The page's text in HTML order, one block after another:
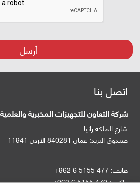
أرسل
اتصل بنا
شركة التعاون للتجهيزات المخبرية والعلمية
شارع الملكة رانيا
صندوق البريد: عمان 840281 الأردن 11941
هاتف: +962 6 5155 477